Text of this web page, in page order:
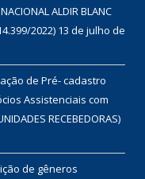
ALDIR BLANC
2022) 13 de julho de
de Pré- cadastro
Assistenciais com
RECEBEDORAS)
de gêneros